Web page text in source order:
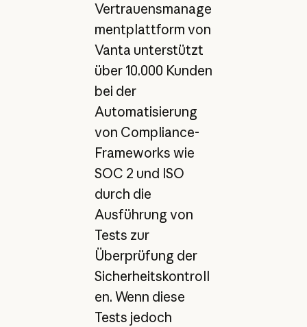
Vertrauensmanage
mentplattform von
Vanta unterstützt
über 10.000 Kunden
bei der
Automatisierung
von Compliance-
Frameworks wie
SOC 2 und ISO
durch die
Ausführung von
Tests zur
Überprüfung der
Sicherheitskontroll
en. Wenn diese
Tests jedoch